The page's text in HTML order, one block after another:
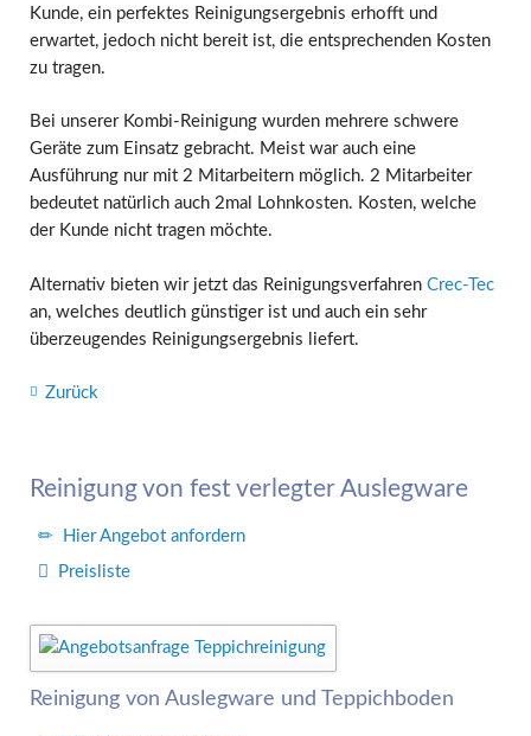
Kunde, ein perfektes Reinigungsergebnis erhofft und
erwartet, jedoch nicht bereit ist, die entsprechenden Kosten
zu tragen.
Bei unserer Kombi-Reinigung wurden mehrere schwere
Geräte zum Einsatz gebracht. Meist war auch eine
Ausführung nur mit 2 Mitarbeitern möglich. 2 Mitarbeiter
bedeutet natürlich auch 2mal Lohnkosten. Kosten, welche
der Kunde nicht tragen möchte.
Alternativ bieten wir jetzt das Reinigungsverfahren Crec-Tec
an, welches deutlich günstiger ist und auch ein sehr
überzeugendes Reinigungsergebnis liefert.
Zurück
Reinigung von fest verlegter Auslegware
Hier Angebot anfordern
Preisliste
Reinigung von Auslegware und Teppichboden